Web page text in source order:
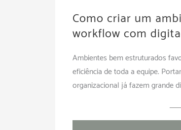
Como criar um
workflow com
Ambientes bem estruturados
eficiência de toda a equipe.
organizacional já fazem grande